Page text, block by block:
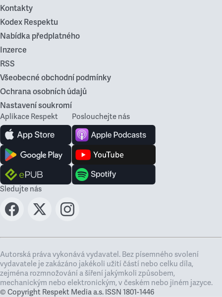
Kontakty
Kodex Respektu
Nabídka předplatného
Inzerce
RSS
Všeobecné obchodní podmínky
Ochrana osobních údajů
Nastavení soukromí
Aplikace Respekt Poslouchejte nás
Sledujte nás
Autorská práva vykonává vydavatel. Bez písemného svolení
vydavatele je zakázáno jakékoli užití částí nebo celku díla,
zejména rozmnožování a šíření jakýmkoli způsobem,
mechanickým nebo elektronickým, v českém nebo jiném jazyce.
© Copyright Respekt Media a.s. ISSN 1801-1446